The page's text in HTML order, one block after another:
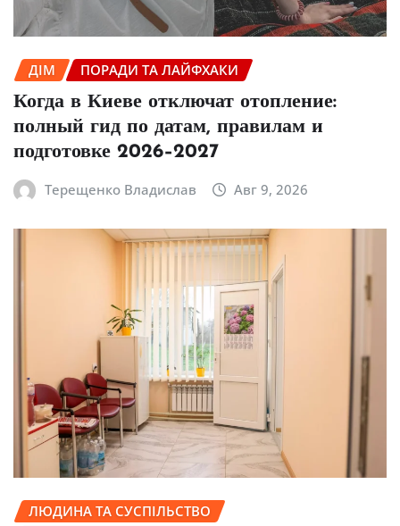
ДІМ ПОРАДИ ТА ЛАЙФХАКИ
Когда в Киеве отключат отопление:
полный гид по датам, правилам и
подготовке 2026–2027
Терещенко Владислав Авг 9, 2026
ЛЮДИНА ТА СУСПІЛЬСТВО